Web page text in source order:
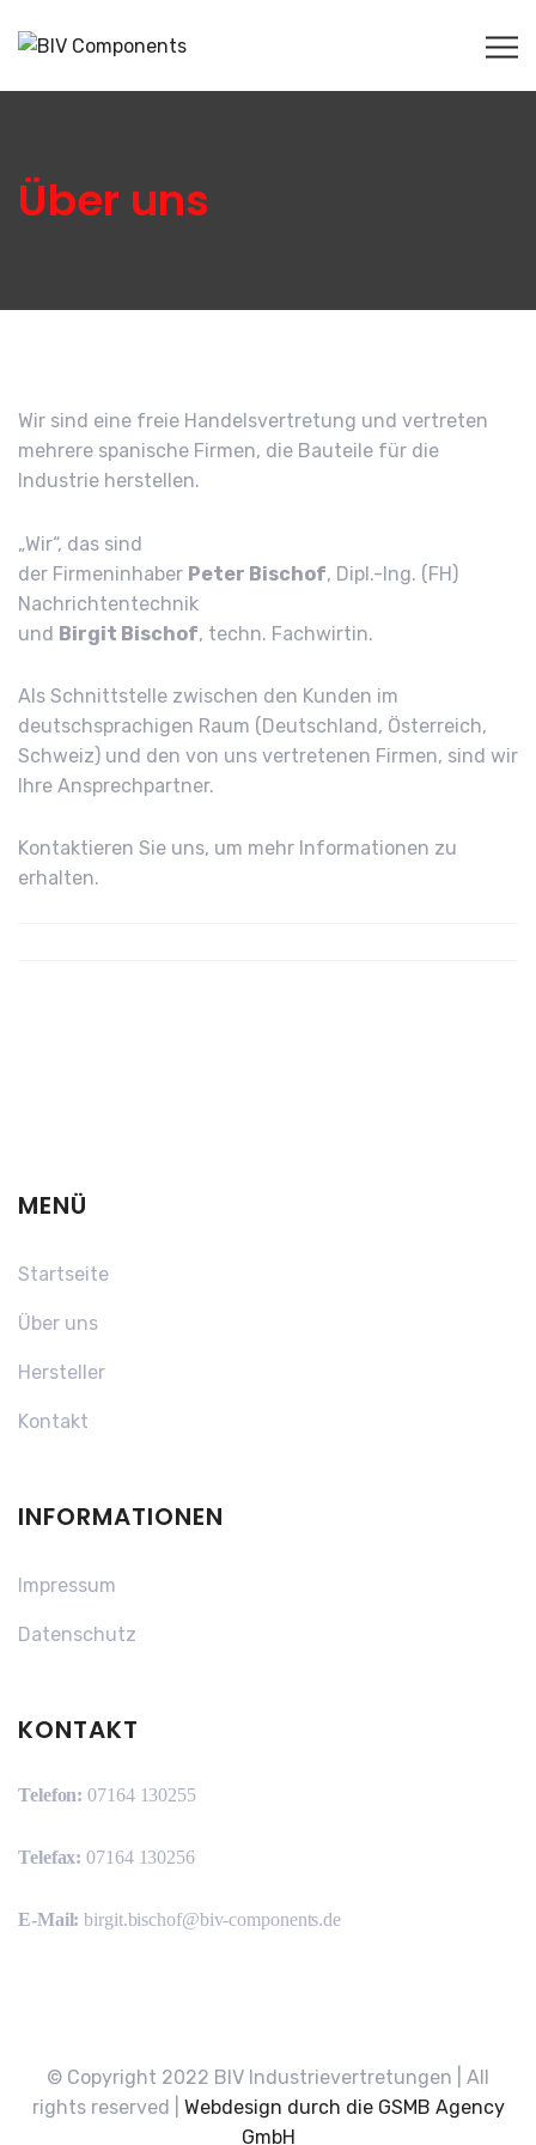
Über uns
Wir sind eine freie Handelsvertretung und vertreten
mehrere spanische Firmen, die Bauteile für die
Industrie herstellen.
„Wir“, das sind
der Firmeninhaber Peter Bischof, Dipl.-Ing. (FH)
Nachrichtentechnik
und Birgit Bischof, techn. Fachwirtin.
Als Schnittstelle zwischen den Kunden im
deutschsprachigen Raum (Deutschland, Österreich,
Schweiz) und den von uns vertretenen Firmen, sind wir
Ihre Ansprechpartner.
Kontaktieren Sie uns, um mehr Informationen zu
erhalten.
MENÜ
Startseite
Über uns
Hersteller
Kontakt
INFORMATIONEN
Impressum
Datenschutz
KONTAKT
Telefon: 07164 130255
Telefax: 07164 130256
E-Mail:birgit.bischof@biv-components.de
© Copyright 2022 BIV Industrievertretungen | All
rights reserved | Webdesign durch die GSMB Agency
GmbH